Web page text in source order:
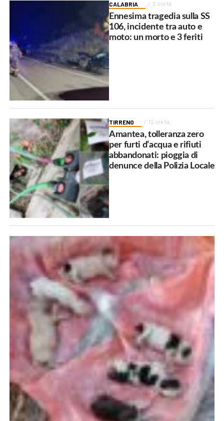
CALABRIA 2 ore fa
Ennesima tragedia sulla SS
106, incidente tra auto e
moto: un morto e 3 feriti
TIRRENO 12 ore fa
Amantea, tolleranza zero
per furti d’acqua e rifiuti
abbandonati: pioggia di
denunce della Polizia Locale